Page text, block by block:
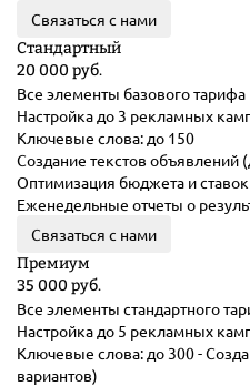
Связаться с нами
Стандартный
20 000 руб.
Все элементы базового тарифа
Настройка до 3 рекламных
Ключевые слова: до 150
Создание текстов объявлений
Оптимизация бюджета и ставок
Еженедельные отчеты о
Связаться с нами
Премиум
35 000 руб.
Все элементы стандартного
Настройка до 5 рекламных
Ключевые слова: до 300 -
вариантов)